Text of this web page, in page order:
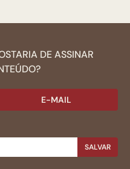
DE ASSINAR
E-MAIL
SALVAR